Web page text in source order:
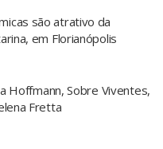
são atrativo da
em Florianópolis
Hoffmann, Sobre Viventes,
Fretta